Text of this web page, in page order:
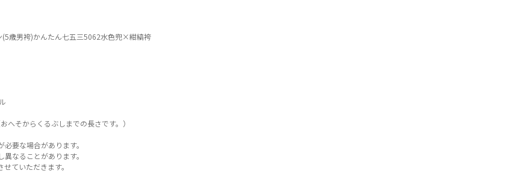
(5歳男袴)かんたん七五三5062水色兜×紺縞袴
そからくるぶしまでの長さです。）
要な場合があります。
なることがあります。
ていただきます。